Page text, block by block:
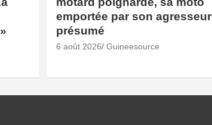
emportée par son agresseur
présumé
6 août 2026 Guineesource